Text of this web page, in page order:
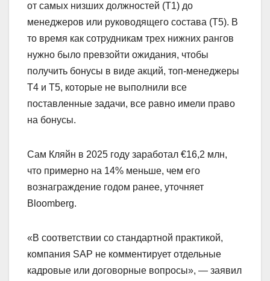
от самых низших должностей (Т1) до
менеджеров или руководящего состава (Т5). В
то время как сотрудникам трех нижних рангов
нужно было превзойти ожидания, чтобы
получить бонусы в виде акций, топ-менеджеры
T4 и T5, которые не выполнили все
поставленные задачи, все равно имели право
на бонусы.
Сам Кляйн в 2025 году заработал €16,2 млн,
что примерно на 14% меньше, чем его
вознаграждение годом ранее, уточняет
Bloomberg.
«В соответствии со стандартной практикой,
компания SAP не комментирует отдельные
кадровые или договорные вопросы», — заявил